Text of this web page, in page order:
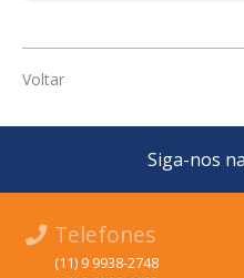
Voltar
Siga-nos
Telefones
(11) 9 9938-2748